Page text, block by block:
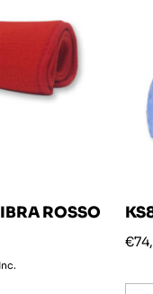
ROSSO
€